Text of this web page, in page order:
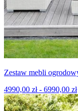
Zestaw mebli
4990,00 zł - 6990,00 zł